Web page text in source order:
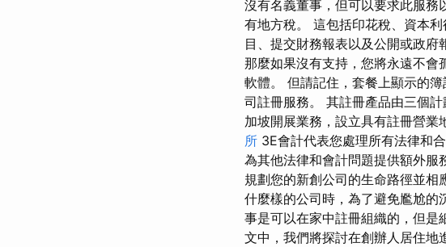
沒有名義董事，但可以要求此服務
有地方稅。 這包括印花稅、資本
目、提交財務報表以及公開或政府
那麼如果沒有支持，您將永遠不
軟體。 但請記住，套餐上顯示的
司註冊服務。 其註冊產品由三個
加坡開展業務，設立具有註冊營業
所 3E會計代表您處理所有法律和
為其他法律和會計問題提供額外服
規劃您的新創公司的生命路徑並
什麼樣的公司時，為了避免尷尬
事是可以在家中註冊組織的，但
文中，我們將探討在創辦人居住地